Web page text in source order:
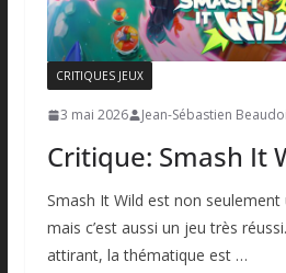
CRITIQUES JEUX
3 mai 2026 Jean-Sébastien
Critique: Smash It
Smash It Wild est non
mais c’est aussi un jeu très
attirant, la thématique est …